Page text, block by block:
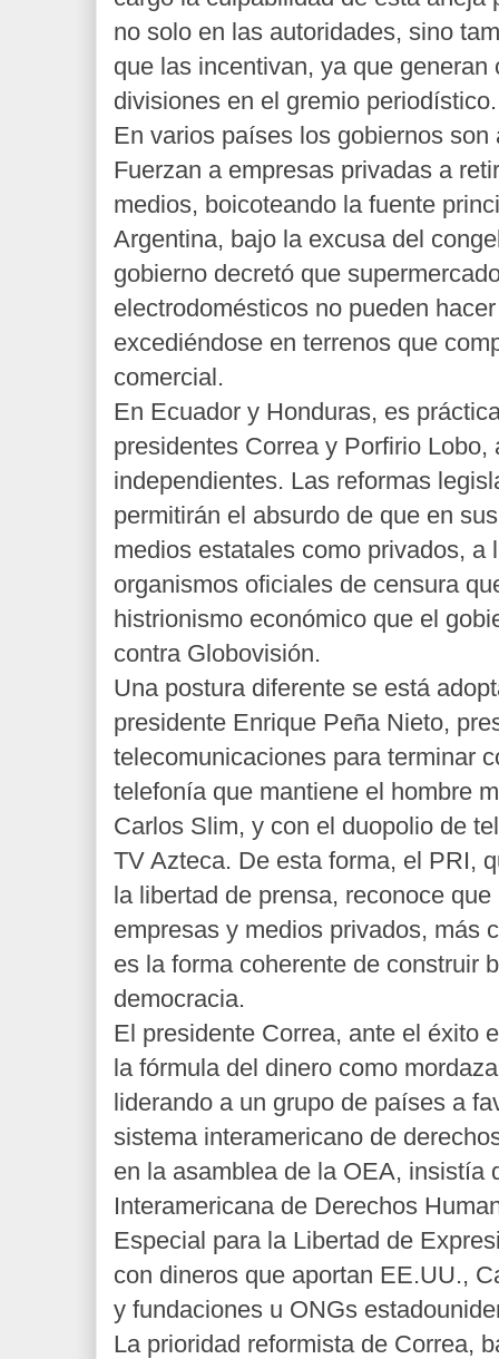
no solo en las autoridades, sino
que las incentivan, ya que
divisiones en el gremio periodístico.
En varios países los gobiernos son
Fuerzan a empresas privadas a
medios, boicoteando la fuente
Argentina, bajo la excusa del
gobierno decretó que
electrodomésticos no pueden
excediéndose en terrenos que
comercial.
En Ecuador y Honduras, es
presidentes Correa y Porfirio Lobo,
independientes. Las reformas
permitirán el absurdo de que en
medios estatales como privados, a
organismos oficiales de censura
histrionismo económico que el
contra Globovisión.
Una postura diferente se está
presidente Enrique Peña Nieto,
telecomunicaciones para terminar
telefonía que mantiene el hombre
Carlos Slim, y con el duopolio de
TV Azteca. De esta forma, el PRI,
la libertad de prensa, reconoce
empresas y medios privados, más
es la forma coherente de construir
democracia.
El presidente Correa, ante el éxito
la fórmula del dinero como
liderando a un grupo de países a
sistema interamericano de
en la asamblea de la OEA, insistía
Interamericana de Derechos
Especial para la Libertad de
con dineros que aportan EE.UU.,
y fundaciones u ONGs
La prioridad reformista de Correa,